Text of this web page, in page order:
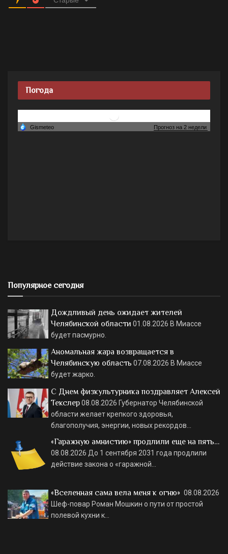
Погода
Популярное сегодня
Дождливый день ожидает жителей
Челябинской области 01.08.2026 В Миассе
будет пасмурно.
Аномальная жара возвращается в
Челябинскую область 07.08.2026 В Миассе
будет жарко.
С Днем физкультурника поздравляет Алексей
Текслер08.08.2026 Губернатор Челябинской
области желает крепкого здоровья,
благополучия, энергии, новых рекордов…
«Гаражную амнистию» продлили еще на пять…
08.08.2026 До 1 сентября 2031 года продлили
действие закона о «гаражной…
«Вселенная сама вела меня к огню» 08.08.2026
Шеф-повар Роман Мошкин о пути от простой
полевой кухни к…